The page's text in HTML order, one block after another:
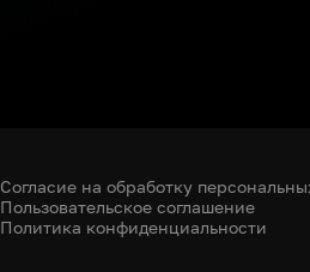
Согласие на обработку
Пользовательское соглашение
Политика конфиденциальности